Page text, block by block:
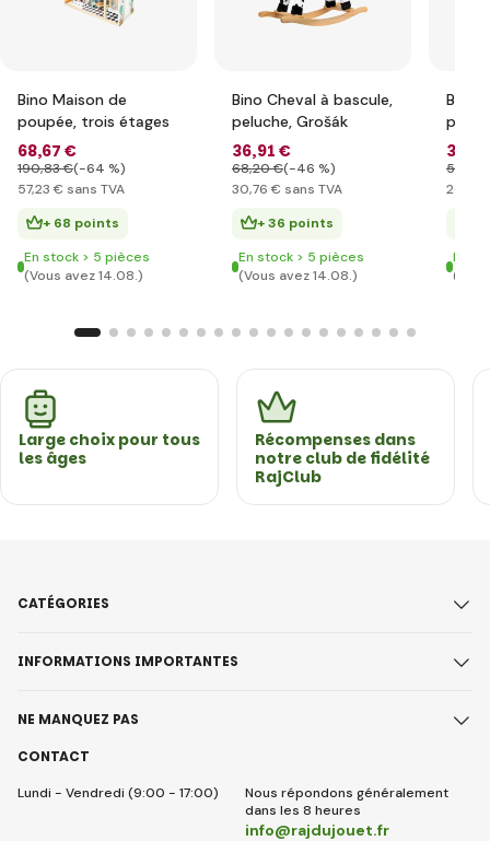
Bino Maison de
poupée, trois étages
68,67 €
190,83 €(-64 %)
57,23 € sans TVA
+ 68 points
En stock > 5 pièces
(Vous avez 14.08.)
Bino Cheval à bascule,
peluche, Grošák
36,91 €
68,20 €(-46 %)
30,76 € sans TVA
+ 36 points
En stock > 5 pièces
(Vous avez 14.08.)
Bino
verte
31
58
26
En
Large choix pour tous
les âges
Récompenses dans
notre club de fidélité
RajClub
CONTACT
Lundi - Vendredi (9:00 - 17:00)
Nous répondons généralement
dans les 8 heures
info@rajdujouet.fr
CATÉGORIES
INFORMATIONS IMPORTANTES
NE MANQUEZ PAS